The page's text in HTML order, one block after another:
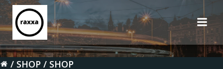
Inhalt
springen
SHOP
SHOP